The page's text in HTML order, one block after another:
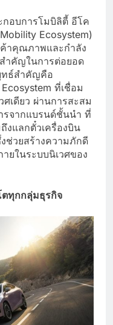
กอบการโมบิลิตี้ อีโค
Ecosystem)
าคุณภาพและกำลัง
ำคัญในการต่อยอด
ทธ์สำคัญคือ
ที่เชื่อม
เดียว ผ่านการสะสม
รจากแบรนด์ชั้นนำ ที่
งแลกตั๋วเครื่องบิน
ช่วยสร้างความภักดี
ยในระบบนิเวศของ
ตทุกกลุ่มธุรกิจ